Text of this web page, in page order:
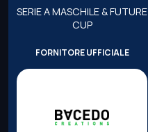
SERIE A MASCHILE & FUTURE
CUP
FORNITORE UFFICIALE